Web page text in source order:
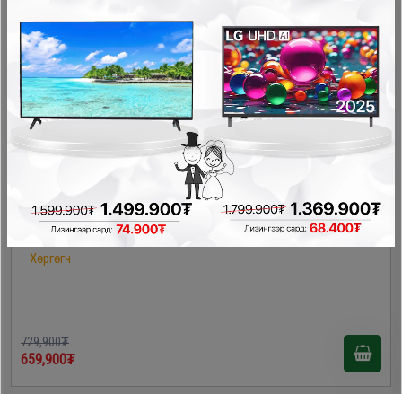
- 70,000₮
Homelux HL-219RN хөргөгч
Хөргөгч
729,900₮
659,900₮